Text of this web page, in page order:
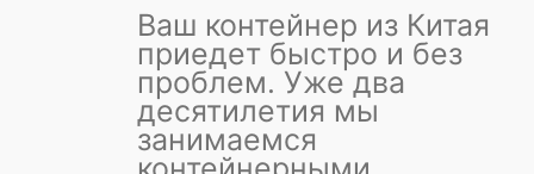
Ваш контейнер из Китая
приедет быстро и без
проблем. Уже два
десятилетия мы
занимаемся